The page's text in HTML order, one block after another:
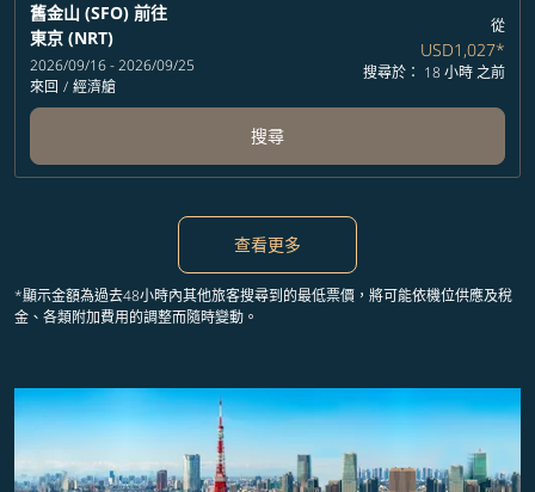
舊金山 (SFO) 前往
東京 (NRT)
2026/09/16 - 2026/09/25
來回 / 經濟艙
從
USD1,027*
搜尋於： 18 小時 之前
搜尋
查看更多
*顯示金額為過去48小時內其他旅客搜尋到的最低票價，將可能依機位供應及稅
金、各類附加費用的調整而隨時變動。